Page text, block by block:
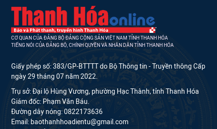
CƠ QUAN CỦA ĐẢNG BỘ ĐẢNG CỘNG SẢN VIỆT NAM TỈNH THANH HÓA
TIẾNG NÓI CỦA ĐẢNG BỘ, CHÍNH QUYỀN VÀ NHÂN DÂN TỈNH THANH HÓA
Giấy phép số: 383/GP-BTTTT do Bộ Thông tin - Truyền thông Cấp
ngày 29 tháng 07 năm 2022.
Trụ sở: Đại lộ Hùng Vương, phường Hạc Thành, tỉnh Thanh Hóa
Giám đốc: Phạm Văn Báu.
Đường dây nóng: 0822173636
Email: baothanhhoadientu@gmail.com